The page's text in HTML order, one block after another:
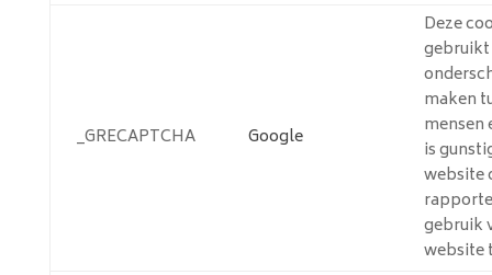
_GRECAPTCHA Google
Deze
maken
mensen
is
website
gebruik
website